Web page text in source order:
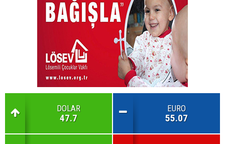
DOLAR
47.7
EURO
55.07